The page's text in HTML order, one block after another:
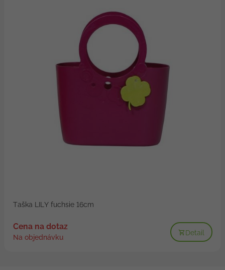
Taška LILY fuchsie 16cm
Cena na dotaz
Na objednávku
Detail